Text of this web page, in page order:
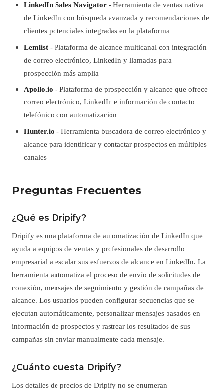
LinkedIn Sales Navigator - Herramienta de ventas nativa
de LinkedIn con búsqueda avanzada y recomendaciones de
clientes potenciales integradas en la plataforma
Lemlist - Plataforma de alcance multicanal con integración
de correo electrónico, LinkedIn y llamadas para
prospección más amplia
Apollo.io - Plataforma de prospección y alcance que ofrece
correo electrónico, LinkedIn e información de contacto
telefónico con automatización
Hunter.io - Herramienta buscadora de correo electrónico y
alcance para identificar y contactar prospectos en múltiples
canales
Preguntas Frecuentes
¿Qué es Dripify?
Dripify es una plataforma de automatización de LinkedIn que
ayuda a equipos de ventas y profesionales de desarrollo
empresarial a escalar sus esfuerzos de alcance en LinkedIn. La
herramienta automatiza el proceso de envío de solicitudes de
conexión, mensajes de seguimiento y gestión de campañas de
alcance. Los usuarios pueden configurar secuencias que se
ejecutan automáticamente, personalizar mensajes basados en
información de prospectos y rastrear los resultados de sus
campañas sin enviar manualmente cada mensaje.
¿Cuánto cuesta Dripify?
Los detalles de precios de Dripify no se enumeran